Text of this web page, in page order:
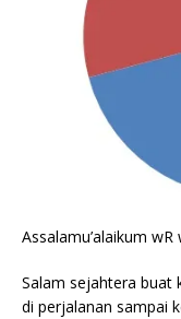
Assalamu’alaikum wR
Salam sejahtera buat
di perjalanan sampai